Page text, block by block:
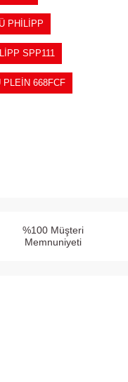
PHİLİPP
SPP111
PLEİN 668FCF
%100 Müşteri
Memnuniyeti